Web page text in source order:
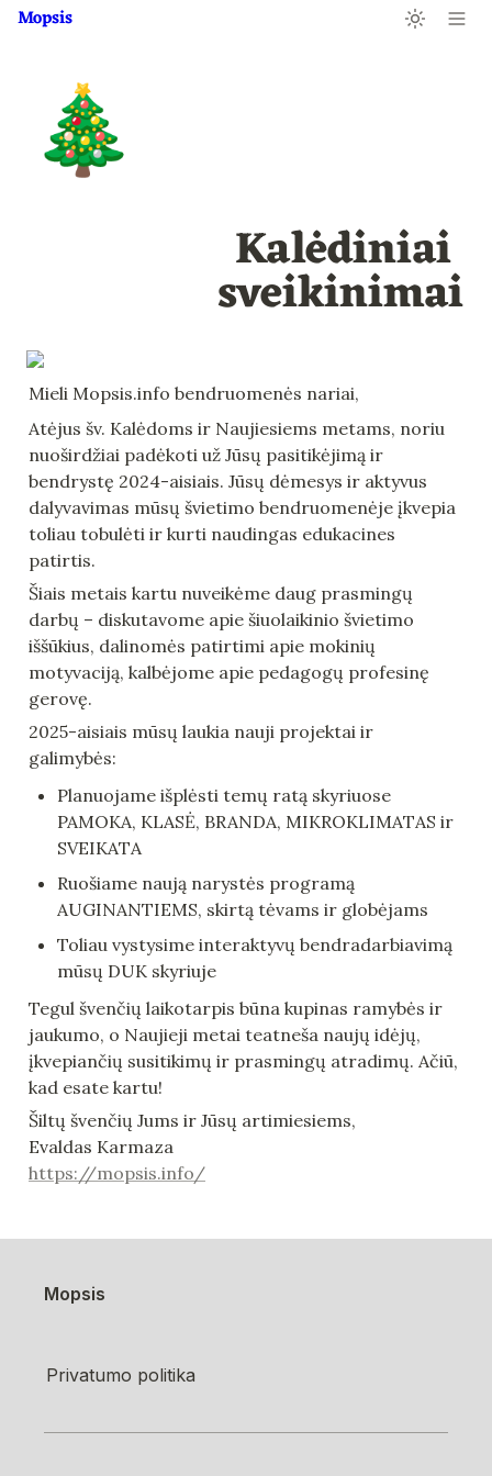
Mopsis
🎄
Kalėdiniai
sveikinimai
Mieli Mopsis.info bendruomenės nariai,
Atėjus šv. Kalėdoms ir Naujiesiems metams, noriu
nuoširdžiai padėkoti už Jūsų pasitikėjimą ir
bendrystę 2024-aisiais. Jūsų dėmesys ir aktyvus
dalyvavimas mūsų švietimo bendruomenėje įkvepia
toliau tobulėti ir kurti naudingas edukacines
patirtis.
Šiais metais kartu nuveikėme daug prasmingų
darbų – diskutavome apie šiuolaikinio švietimo
iššūkius, dalinomės patirtimi apie mokinių
motyvaciją, kalbėjome apie pedagogų profesinę
gerovę.
2025-aisiais mūsų laukia nauji projektai ir
galimybės:
Planuojame išplėsti temų ratą skyriuose
PAMOKA, KLASĖ, BRANDA, MIKROKLIMATAS ir
SVEIKATA
Ruošiame naują narystės programą
AUGINANTIEMS, skirtą tėvams ir globėjams
Toliau vystysime interaktyvų bendradarbiavimą
mūsų DUK skyriuje
Tegul švenčių laikotarpis būna kupinas ramybės ir
jaukumo, o Naujieji metai teatneša naujų idėjų,
įkvepiančių susitikimų ir prasmingų atradimų. Ačiū,
kad esate kartu!
Šiltų švenčių Jums ir Jūsų artimiesiems,
https://mopsis.info/
Mopsis
Privatumo politika